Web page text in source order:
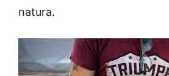
natura.